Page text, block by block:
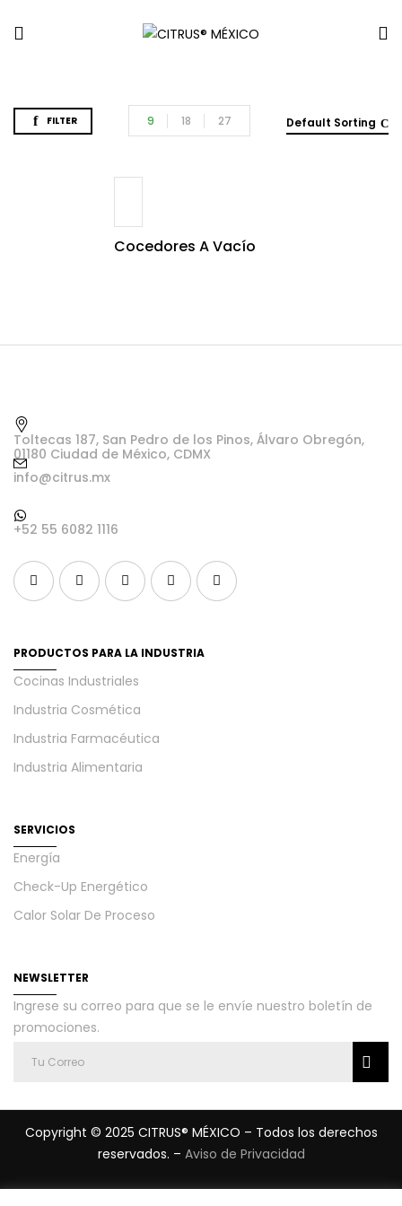
FILTER Default Sorting
9 18 27
Cocedores A Vacío
Toltecas 187, San Pedro de los Pinos, Álvaro Obregón,
01180 Ciudad de México, CDMX
info@citrus.mx
+52 55 6082 1116
PRODUCTOS PARA LA INDUSTRIA
Cocinas Industriales
Industria Cosmética
Industria Farmacéutica
Industria Alimentaria
SERVICIOS
Energía
Check-Up Energético
Calor Solar De Proceso
NEWSLETTER
Ingrese su correo para que se le envíe nuestro boletín de
promociones.
Copyright © 2025 CITRUS® MÉXICO – Todos los derechos
reservados. – Aviso de Privacidad